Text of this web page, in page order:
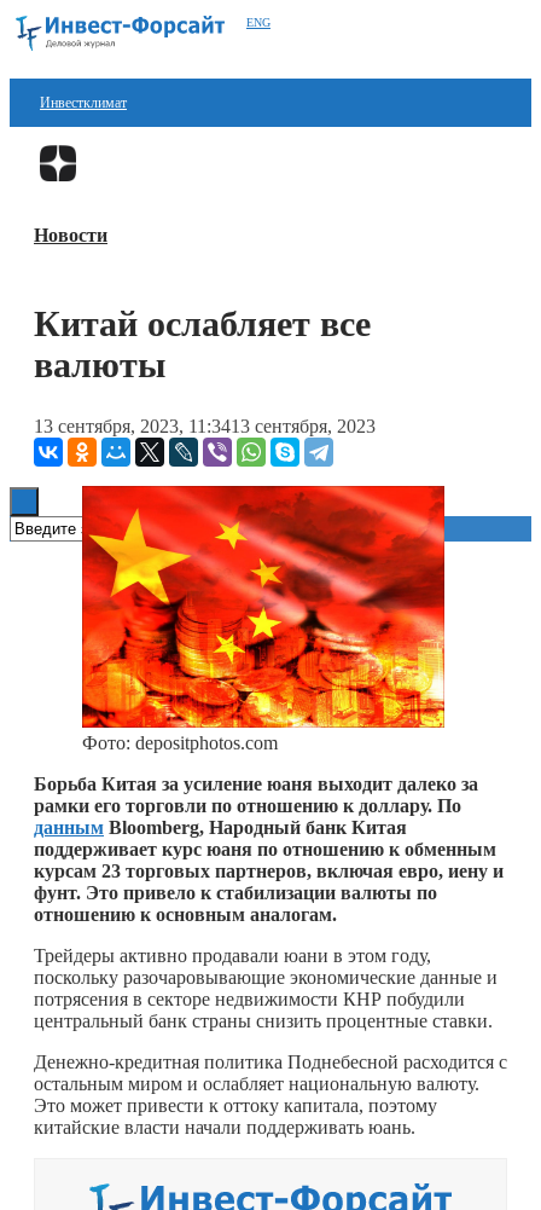
ENG
Инвестклимат
Финансы
Блокчейн
Книги
Новости
Китай ослабляет все
валюты
13 сентября, 2023, 11:3413 сентября, 2023
Фото: depositphotos.com
Борьба Китая за усиление юаня выходит далеко за
рамки его торговли по отношению к доллару. По
данным Bloomberg, Народный банк Китая
поддерживает курс юаня по отношению к обменным
курсам 23 торговых партнеров, включая евро, иену и
фунт. Это привело к стабилизации валюты по
отношению к основным аналогам.
Трейдеры активно продавали юани в этом году,
поскольку разочаровывающие экономические данные и
потрясения в секторе недвижимости КНР побудили
центральный банк страны снизить процентные ставки.
Денежно-кредитная политика Поднебесной расходится с
остальным миром и ослабляет национальную валюту.
Это может привести к оттоку капитала, поэтому
китайские власти начали поддерживать юань.